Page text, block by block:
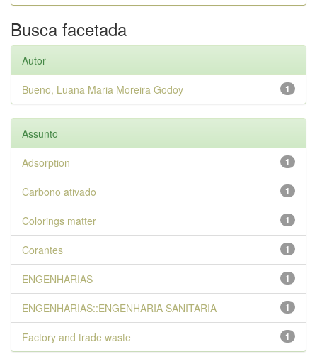
Busca facetada
Autor
1
Bueno, Luana Maria Moreira Godoy
Assunto
1
Adsorption
1
Carbono ativado
1
Colorings matter
1
Corantes
1
ENGENHARIAS
1
ENGENHARIAS::ENGENHARIA SANITARIA
1
Factory and trade waste